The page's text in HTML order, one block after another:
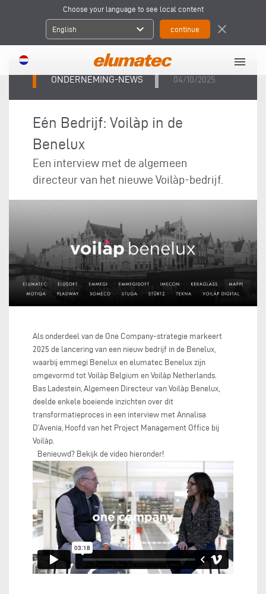
Choose your language to see local content
English expand_more close
menu
ONDERNEMING-NEWS 04/10/2025
Eén Bedrijf: Voilàp in de
Benelux
Een interview met de algemeen
directeur van het nieuwe Voilàp-bedrijf.
Als onderdeel van de One Company-strategie markeert
2025 de lancering van een nieuw bedrijf in de Benelux,
waarbij emmegi Benelux en elumatec Benelux zijn
omgevormd tot Voilàp Belgium en Voilàp Netherlands.
Bas Ladestein, Algemeen Directeur van Voilàp Benelux,
deelde enkele boeiende inzichten over dit
transformatieproces in een interview met Annalisa
D’Avenia, Hoofd van het Project Management Office bij
Voilàp.
Benieuwd? Bekijk de video hieronder!